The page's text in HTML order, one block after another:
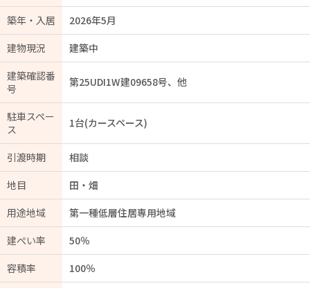
築年・入居
2026年5月
建物現況
建築中
建築確認番
号
第25UDI1W建09658号、他
駐車スペー
ス
1台(カースペース)
引渡時期
相談
地目
田・畑
用途地域
第一種低層住居専用地域
建ぺい率
50％
容積率
100％